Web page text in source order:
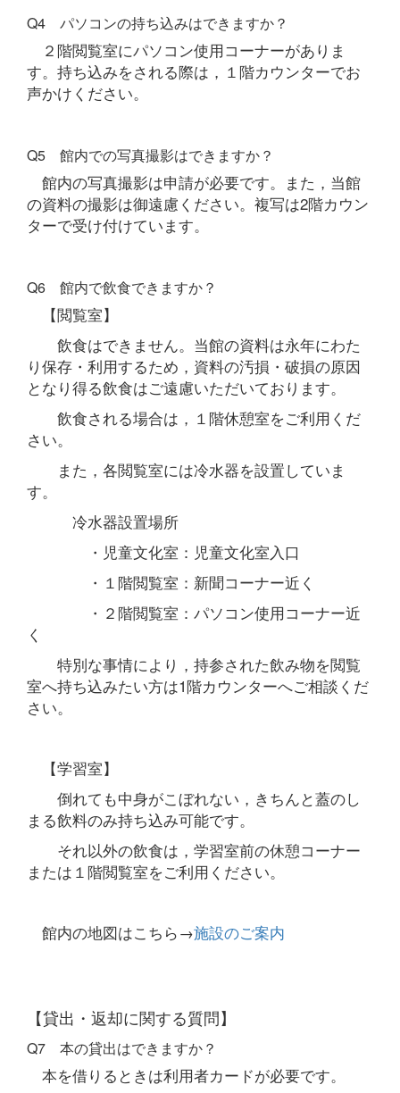
Q4 パソコンの持ち込みはできますか？
２階閲覧室にパソコン使用コーナーがありま
す。持ち込みをされる際は，１階カウンターでお
声かけください。
Q5 館内での写真撮影はできますか？
館内の写真撮影は申請が必要です。また，当館
の資料の撮影は御遠慮ください。複写は2階カウン
ターで受け付けています。
Q6 館内で飲食できますか？
【閲覧室】
飲食はできません。当館の資料は永年にわた
り保存・利用するため，資料の汚損・破損の原因
となり得る飲食はご遠慮いただいております。
飲食される場合は，１階休憩室をご利用くだ
さい。
また，各閲覧室には冷水器を設置していま
す。
冷水器設置場所
・児童文化室：児童文化室入口
・１階閲覧室：新聞コーナー近く
・２階閲覧室：パソコン使用コーナー近
く
特別な事情により，持参された飲み物を閲覧
室へ持ち込みたい方は1階カウンターへご相談くだ
さい。
【学習室】
倒れても中身がこぼれない，きちんと蓋のし
まる飲料のみ持ち込み可能です。
それ以外の飲食は，学習室前の休憩コーナー
または１階閲覧室をご利用ください。
館内の地図はこちら→施設のご案内
【貸出・返却に関する質問】
Q7 本の貸出はできますか？
本を借りるときは利用者カードが必要です。